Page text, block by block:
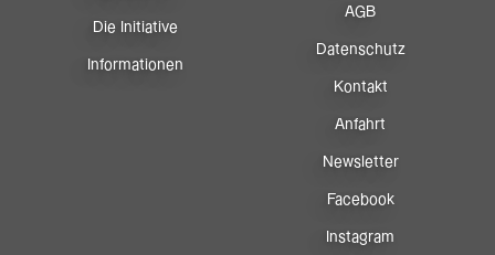
Die Initiative
Informationen
AGB
Datenschutz
Kontakt
Anfahrt
Newsletter
Facebook
Instagram